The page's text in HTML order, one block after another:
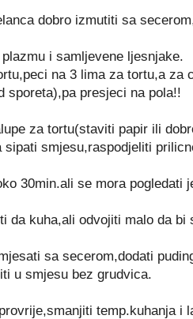
dobro izmutiti sa
i samljevene ljesnjake.
na 3 lima za tortu,a za
sporeta),pa presjeci na pola!!
za tortu(staviti papir ili
sipati smjesu,raspodjeliti
30min.ali se mora pogledati
da kuha,ali odvojiti malo da bi
sa secerom,dodati
u smjesu bez grudvica.
temp.kuhanja i